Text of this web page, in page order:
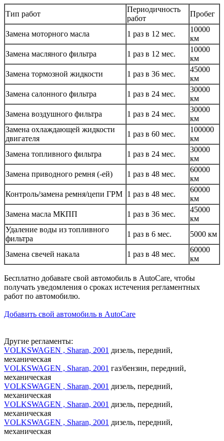
Тип работ
Периодичность
работ
Пробег
Замена моторного масла 1 раз в 12 мес.
10000
км
Замена масляного фильтра
1 раз в 12 мес.
10000
км
Замена тормозной жидкости
1 раз в 36 мес.
45000
км
Замена салонного фильтра
1 раз в 24 мес.
30000
км
Замена воздушного фильтра
1 раз в 24 мес.
30000
км
Замена охлаждающей жидкости
двигателя
1 раз в 60 мес.
100000
км
Замена топливного фильтра
1 раз в 24 мес.
30000
км
Замена приводного ремня (-ей)
1 раз в 48 мес.
60000
км
Контроль/замена ремня/цепи ГРМ 1 раз в 48 мес.
60000
км
Замена масла МКПП
1 раз в 36 мес.
45000
км
Удаление воды из топливного
фильтра
1 раз в 6 мес. 5000 км
Замена свечей накала 1 раз в 48 мес.
60000
км
Бесплатно добавьте свой автомобиль в AutoCare, чтобы
получать уведомления о сроках истечения регламентных
работ по автомобилю.
Добавить свой автомобиль в AutoCare
Другие регламенты:
VOLKSWAGEN , Sharan, 2001 дизель, передний,
механическая
VOLKSWAGEN , Sharan, 2001 газ/бензин, передний,
механическая
VOLKSWAGEN , Sharan, 2001 дизель, передний,
механическая
VOLKSWAGEN , Sharan, 2001 дизель, передний,
механическая
VOLKSWAGEN , Sharan, 2001 дизель, передний,
механическая